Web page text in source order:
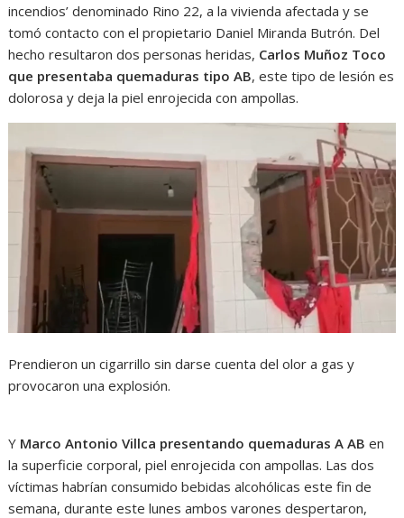
incendios’ denominado Rino 22, a la vivienda afectada y se
tomó contacto con el propietario Daniel Miranda Butrón. Del
hecho resultaron dos personas heridas, Carlos Muñoz Toco
que presentaba quemaduras tipo AB, este tipo de lesión es
dolorosa y deja la piel enrojecida con ampollas.
Prendieron un cigarrillo sin darse cuenta del olor a gas y
provocaron una explosión.
Y Marco Antonio Villca presentando quemaduras A AB en
la superficie corporal, piel enrojecida con ampollas. Las dos
víctimas habrían consumido bebidas alcohólicas este fin de
semana, durante este lunes ambos varones despertaron,